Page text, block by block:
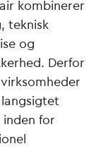
kombinerer
teknisk
og
Derfor
inden for